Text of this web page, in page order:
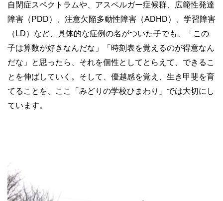
自閉症スペクトラムや、アスペルガー症候群、広範性発達
障害（PDD）、注意欠陥多動性障害（ADHD）、学習障害
（LD）など、具体的な症例の名がついた子でも、「この
子は算数が好きなんだな」「時刻表を覚えるのが得意なん
だな」と思ったら、それを個性としてとらえて、できるこ
とを伸ばしていく。そして、優越感を覚え、生き甲斐を育
てることを、ここ「みどりの学校ひまわり」では大切にし
ています。